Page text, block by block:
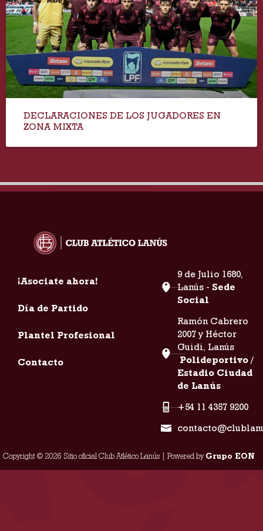
DECLARACIONES DE LOS JUGADORES EN
ZONA MIXTA
¡Asociate ahora!
Día de Partido
Plantel Profesional
Contacto
9 de Julio 1680,
Lanús - Sede
Social
Ramón Cabrero
2007 y Héctor
Guidi, Lanús
Polideportivo /
Estadio Ciudad
de Lanús
+54 11 4357 9200
Copyright © 2026 Sitio oficial Club Atlético Lanús | Powered byGrupo EON